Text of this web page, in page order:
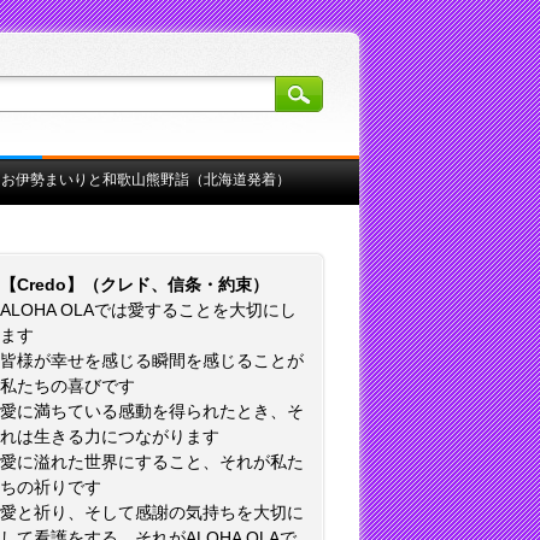
伊勢まいりと和歌山熊野詣（北海道発着）
【Credo】（クレド、信条・約束）
ALOHA OLAでは愛することを大切にし
ます
皆様が幸せを感じる瞬間を感じることが
私たちの喜びです
愛に満ちている感動を得られたとき、そ
れは生きる力につながります
愛に溢れた世界にすること、それが私た
ちの祈りです
愛と祈り、そして感謝の気持ちを大切に